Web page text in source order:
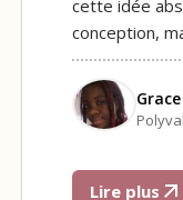
cette idée
conception,
Lire plus